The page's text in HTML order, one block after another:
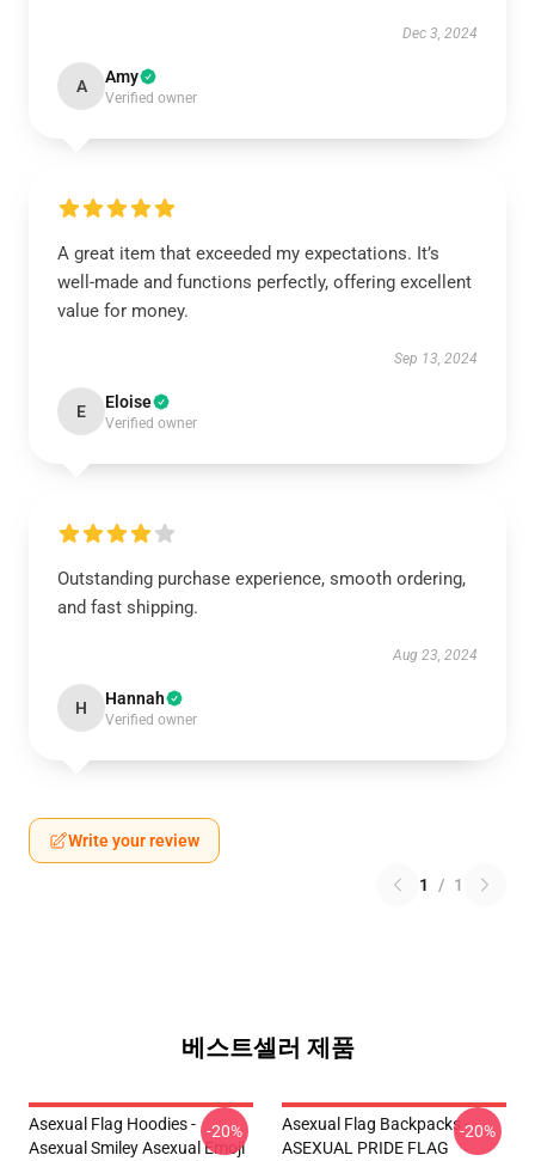
Dec 3, 2024
A Amy
Verified owner
A great item that exceeded my expectations. It’s
well-made and functions perfectly, offering excellent
value for money.
Sep 13, 2024
E Eloise
Verified owner
Outstanding purchase experience, smooth ordering,
and fast shipping.
Aug 23, 2024
H Hannah
Verified owner
Write your review
1 / 1
베스트셀러 제품
Asexual Flag Hoodies -
Asexual Smiley Asexual Emoji
-20%
Asexual Flag Backpacks -
ASEXUAL PRIDE FLAG
-20%